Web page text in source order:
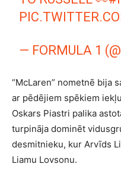
— FORMULA 1
“McLaren” nometnē bija
ar pēdējiem spēkiem
Oskars Piastri palika
turpināja dominēt
desmitnieku, kur Arvīds
Liamu Lovsonu.